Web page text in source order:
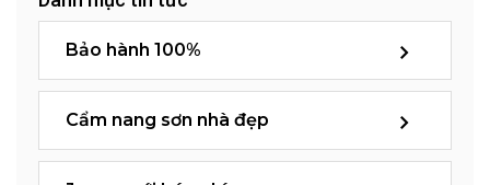
Bảo hành 100%
Cẩm nang sơn nhà đẹp